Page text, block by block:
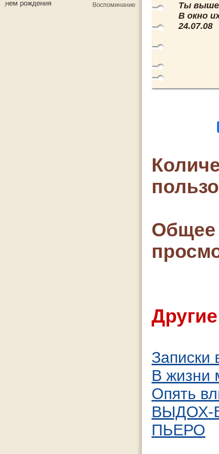
Ты
В окно
24.07.08
Общее
Записки
В жизни
Опять
ВЫДОХ-
ПЬЕРО